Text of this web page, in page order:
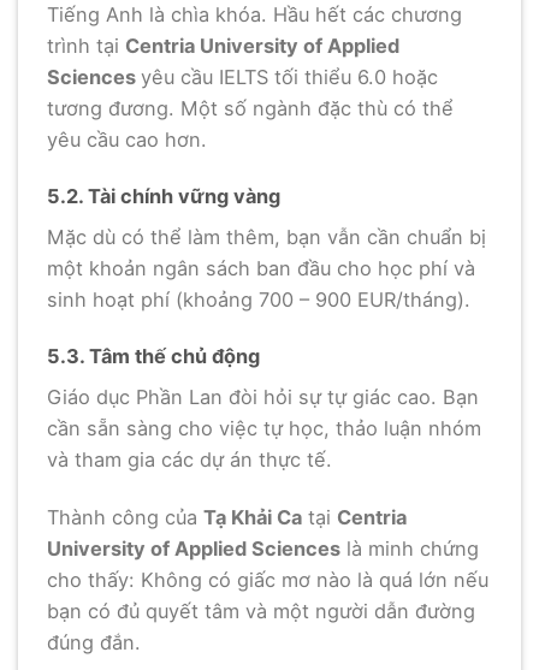
Tiếng Anh là chìa khóa. Hầu hết các chương
trình tại Centria University of Applied
Sciencesyêu cầu IELTS tối thiểu 6.0 hoặc
tương đương. Một số ngành đặc thù có thể
yêu cầu cao hơn.
5.2. Tài chính vững vàng
Mặc dù có thể làm thêm, bạn vẫn cần chuẩn bị
một khoản ngân sách ban đầu cho học phí và
sinh hoạt phí (khoảng 700 – 900 EUR/tháng).
5.3. Tâm thế chủ động
Giáo dục Phần Lan đòi hỏi sự tự giác cao. Bạn
cần sẵn sàng cho việc tự học, thảo luận nhóm
và tham gia các dự án thực tế.
Thành công củaTạ Khải Ca tại Centria
University of Applied Sciences là minh chứng
cho thấy: Không có giấc mơ nào là quá lớn nếu
bạn có đủ quyết tâm và một người dẫn đường
đúng đắn.